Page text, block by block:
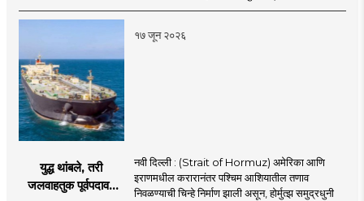
खळबळ
१७ जून २०२६
युद्ध थांबले, तरी
जलवाहतुक पूर्वपदावर
नवी दिल्ली : (Strait of Hormuz) अमेरिका आणि
इराणमधील करारानंतर पश्चिम आशियातील तणाव
निवळण्याची चिन्हे निर्माण झाली असून, होर्मुत्झ समुद्रधुनी